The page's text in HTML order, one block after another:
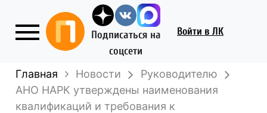
Подписаться на
соцсети
Войти в ЛК
Главная Новости
Руководителю
АНО НАРК утверждены наименования
квалификаций и требования к